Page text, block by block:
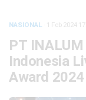
NASIONAL · 1 Feb 2024
PT
Indonesia
Award 2024